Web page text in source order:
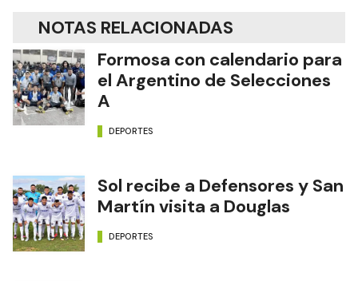
NOTAS RELACIONADAS
Formosa con calendario para
el Argentino de Selecciones
A
DEPORTES
Sol recibe a Defensores y San
Martín visita a Douglas
DEPORTES